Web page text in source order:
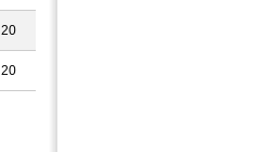
20
20